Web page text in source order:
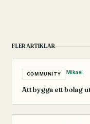
FLER ARTIKLAR
COMMUNITY Mikael
Att bygga ett bolag